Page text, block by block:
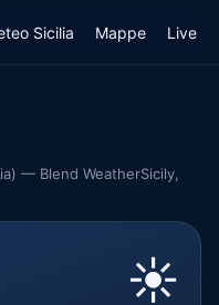
Sicilia Mappe Live
— Blend WeatherSicily,
☀️